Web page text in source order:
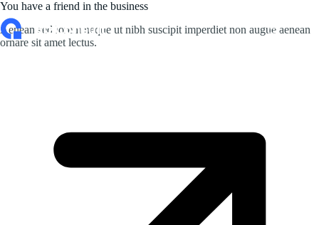
You have a friend in the business
Aenean sed lorem neque ut nibh suscipit imperdiet non augue aenean
ornare sit amet lectus.